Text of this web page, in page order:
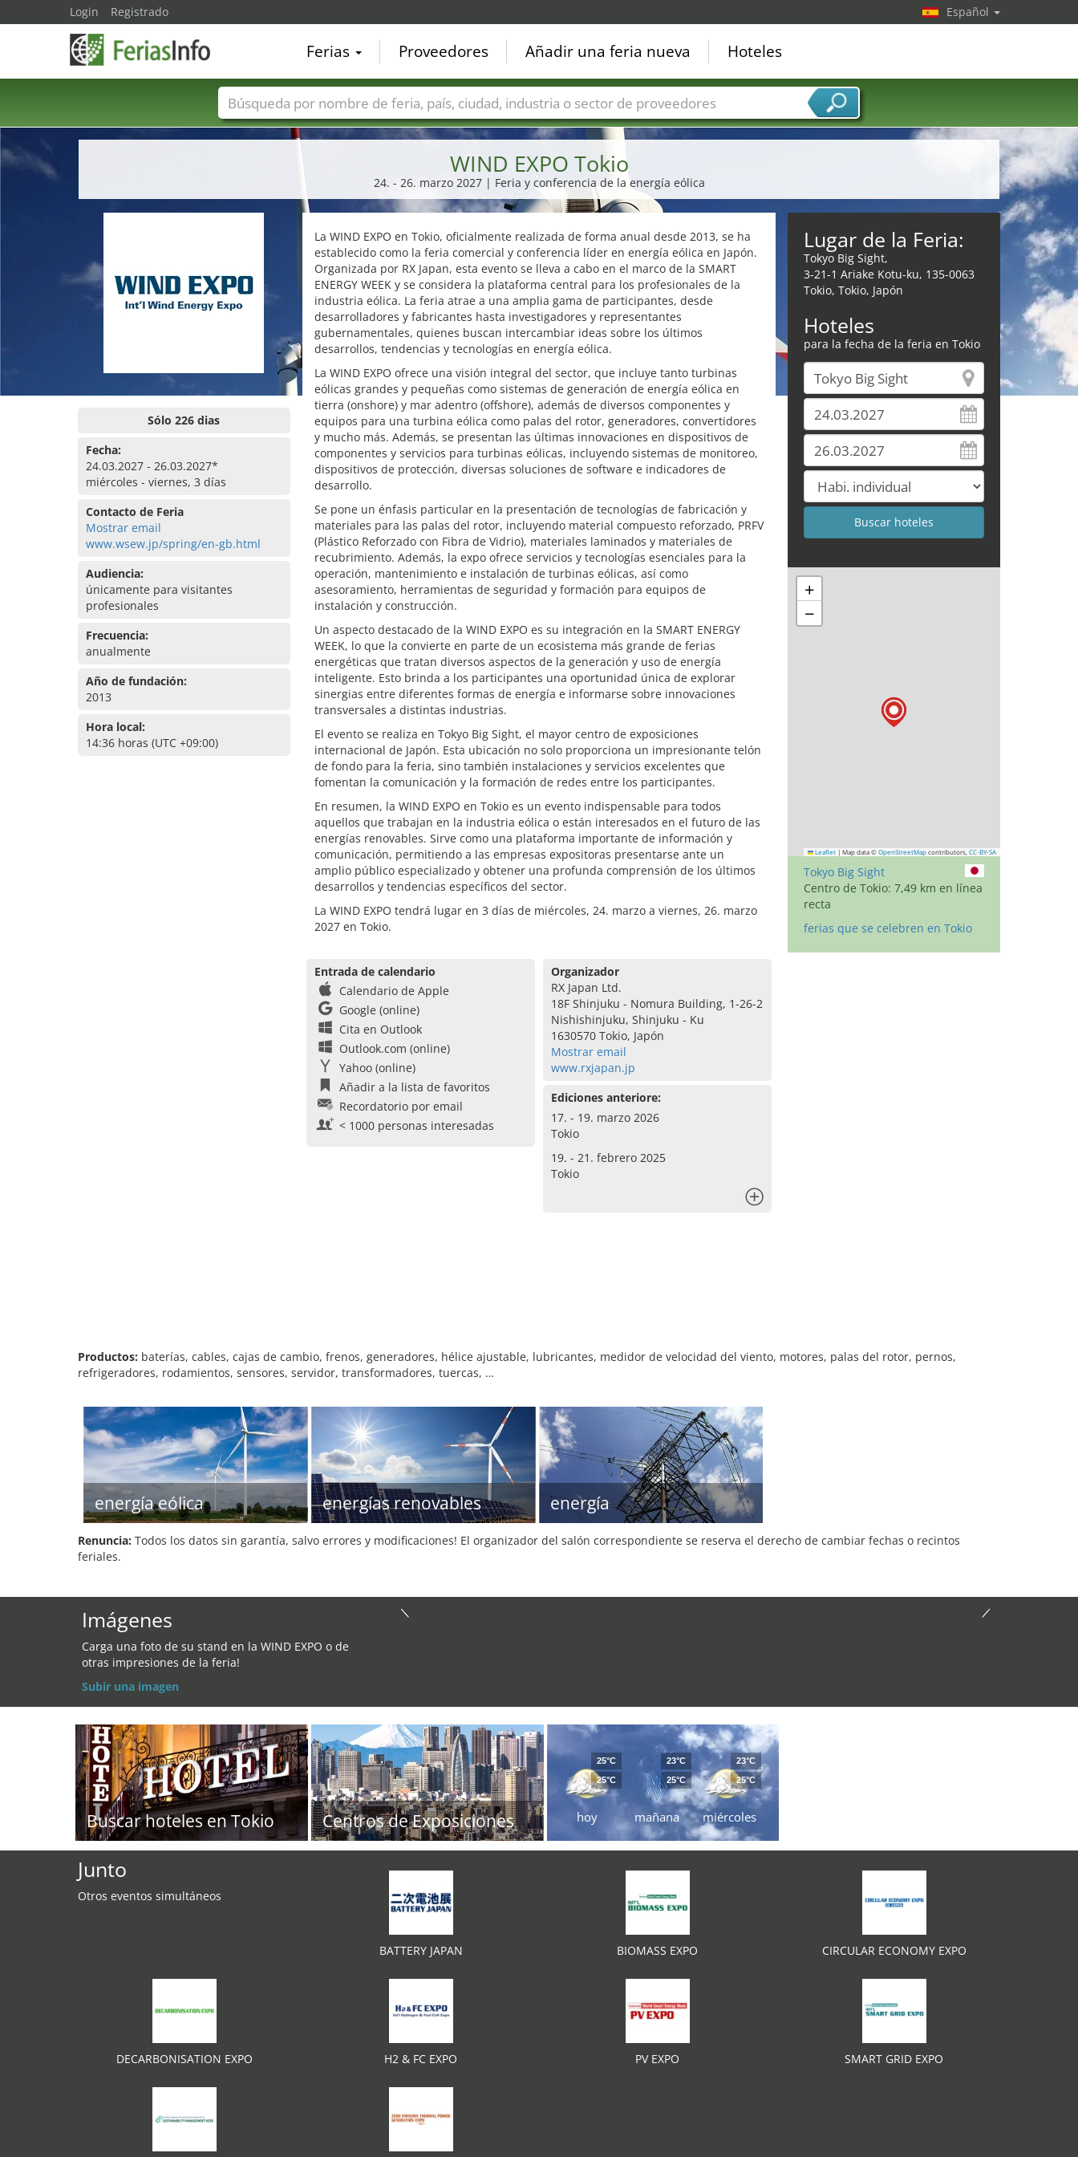
WIND EXPO Tokio
24. - 26. marzo 2027 | Feria y conferencia de la energía eólica
Sólo 226 dias
Fecha:
24.03.2027 - 26.03.2027*
miércoles - viernes, 3 días
Contacto de Feria
Mostrar email
www.wsew.jp/spring/en-gb.html
Audiencia:
únicamente para visitantes
profesionales
Frecuencia:
anualmente
Año de fundación:
2013
Hora local:
14:36 horas (UTC +09:00)
La WIND EXPO en Tokio, oficialmente realizada de forma anual desde 2013, se ha
establecido como la feria comercial y conferencia líder en energía eólica en Japón.
Organizada por RX Japan, esta evento se lleva a cabo en el marco de la SMART
ENERGY WEEK y se considera la plataforma central para los profesionales de la
industria eólica. La feria atrae a una amplia gama de participantes, desde
desarrolladores y fabricantes hasta investigadores y representantes
gubernamentales, quienes buscan intercambiar ideas sobre los últimos
desarrollos, tendencias y tecnologías en energía eólica.
La WIND EXPO ofrece una visión integral del sector, que incluye tanto turbinas
eólicas grandes y pequeñas como sistemas de generación de energía eólica en
tierra (onshore) y mar adentro (offshore), además de diversos componentes y
equipos para una turbina eólica como palas del rotor, generadores, convertidores
y mucho más. Además, se presentan las últimas innovaciones en dispositivos de
componentes y servicios para turbinas eólicas, incluyendo sistemas de monitoreo,
dispositivos de protección, diversas soluciones de software e indicadores de
desarrollo.
Se pone un énfasis particular en la presentación de tecnologías de fabricación y
materiales para las palas del rotor, incluyendo material compuesto reforzado, PRFV
(Plástico Reforzado con Fibra de Vidrio), materiales laminados y materiales de
recubrimiento. Además, la expo ofrece servicios y tecnologías esenciales para la
operación, mantenimiento e instalación de turbinas eólicas, así como
asesoramiento, herramientas de seguridad y formación para equipos de
instalación y construcción.
Un aspecto destacado de la WIND EXPO es su integración en la SMART ENERGY
WEEK, lo que la convierte en parte de un ecosistema más grande de ferias
energéticas que tratan diversos aspectos de la generación y uso de energía
inteligente. Esto brinda a los participantes una oportunidad única de explorar
sinergias entre diferentes formas de energía e informarse sobre innovaciones
transversales a distintas industrias.
El evento se realiza en Tokyo Big Sight, el mayor centro de exposiciones
internacional de Japón. Esta ubicación no solo proporciona un impresionante telón
de fondo para la feria, sino también instalaciones y servicios excelentes que
fomentan la comunicación y la formación de redes entre los participantes.
En resumen, la WIND EXPO en Tokio es un evento indispensable para todos
aquellos que trabajan en la industria eólica o están interesados en el futuro de las
energías renovables. Sirve como una plataforma importante de información y
comunicación, permitiendo a las empresas expositoras presentarse ante un
amplio público especializado y obtener una profunda comprensión de los últimos
desarrollos y tendencias específicos del sector.
La WIND EXPO tendrá lugar en 3 días de miércoles, 24. marzo a viernes, 26. marzo
2027 en Tokio.
Entrada de calendario
Calendario de Apple
Google (online)
Cita en Outlook
Outlook.com (online)
Yahoo (online)
Añadir a la lista de favoritos
Recordatorio por email
< 1000 personas interesadas
Organizador
RX Japan Ltd.
18F Shinjuku - Nomura Building, 1-26-2
Nishishinjuku, Shinjuku - Ku
1630570 Tokio, Japón
Mostrar email
www.rxjapan.jp
Ediciones anteriore:
17. - 19. marzo 2026
Tokio
19. - 21. febrero 2025
Tokio
Lugar de la Feria:
Tokyo Big Sight,
3-21-1 Ariake Kotu-ku, 135-0063
Tokio, Tokio, Japón
Hoteles
para la fecha de la feria en Tokio
+
−
Leaflet | Map data © OpenStreetMap contributors, CC-BY-SA
Tokyo Big Sight
Centro de Tokio: 7,49 km en línea
recta
ferias que se celebren en Tokio
Productos: baterías, cables, cajas de cambio, frenos, generadores, hélice ajustable, lubricantes, medidor de velocidad del viento, motores, palas del rotor, pernos,
refrigeradores, rodamientos, sensores, servidor, transformadores, tuercas, …
energía eólica energías renovables energía
Renuncia: Todos los datos sin garantía, salvo errores y modificaciones! El organizador del salón correspondiente se reserva el derecho de cambiar fechas o recintos
feriales.
Imágenes
Carga una foto de su stand en la WIND EXPO o de
otras impresiones de la feria!
Subir una imagen
Buscar hoteles en Tokio Centros de Exposiciones hoy
25°C
25°C
mañana
23°C
25°C
miércoles
23°C
25°C
Junto
Otros eventos simultáneos
BATTERY JAPAN BIOMASS EXPO CIRCULAR ECONOMY EXPO
DECARBONISATION EXPO H2 & FC EXPO PV EXPO SMART GRID EXPO
Login Registrado Español
Ferias Proveedores Añadir una feria nueva Hoteles
Nombres de ferias Países Ciudades Sectores de ferias Sectores de proveedor de servicios